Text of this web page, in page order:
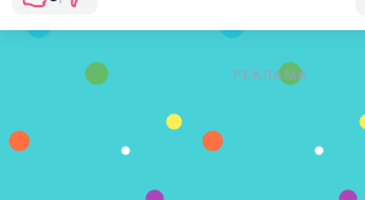
РЕКЛАМА